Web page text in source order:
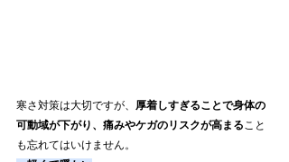
寒さ対策は大切ですが、 厚着しすぎることで身体の
可動域が下がり、痛みやケガのリスクが高まること
も忘れてはいけません。